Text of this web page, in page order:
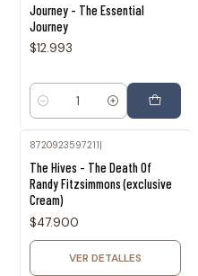
Journey - The Essential
Journey
$12.993
Cantidad
8720923597211
The Hives - The Death Of
Randy Fitzsimmons (exclusive
Cream)
$47.900
VER DETALLES